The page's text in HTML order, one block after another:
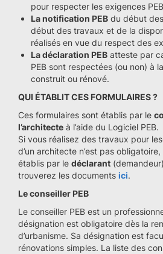
pour respecter les exigences
La notification PEB du début
début des travaux et de la
réalisés en vue du respect des
La déclaration PEB atteste par
PEB sont respectées (ou non) à
construit ou rénové.
QUI ÉTABLIT CES FORMULAIRES ?
Ces formulaires sont établis par le
l’architecte à l’aide du Logiciel PEB.
Si vous réalisez des travaux pour
d’un architecte n’est pas
établis par le déclarant
trouverez les documents ici.
Le conseiller PEB
Le conseiller PEB est un
désignation est obligatoire dès la
d’urbanisme. Sa désignation est
rénovations simples. La liste des